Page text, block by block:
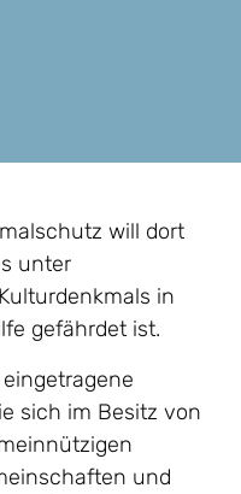
will dort
unter
in
gefährdet ist.
sich im Besitz von
und